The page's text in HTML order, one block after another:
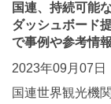
国連、持続可能
ダッシュボード
で事例や参考情
2023年09月07日
国連世界観光機